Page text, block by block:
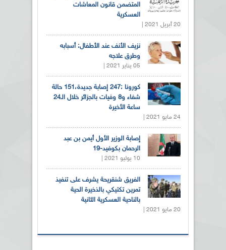
المتضمن قانون المعاشات
العسكرية
20 أبريل 2021 |
نزيف الأنف عند الأطفال: أسبابه
وطرق علاجه
05 يناير 2021 |
كورونا :247 إصابة جديدة،151 حالة
شفاء و8 وفيات بالجزائر خلال الـ24
ساعة الأخيرة
24 مايو 2021 |
إصابة الوزير الأول أيمن بن عبد
الرحمان بكوفيد-19
10 يوليو 2021 |
الفريق شنقريحة يشرف على تنفيذ
تمرين تكتيكي بالذخيرة الحية
بالناحية العسكرية الثانية
20 مايو 2021 |